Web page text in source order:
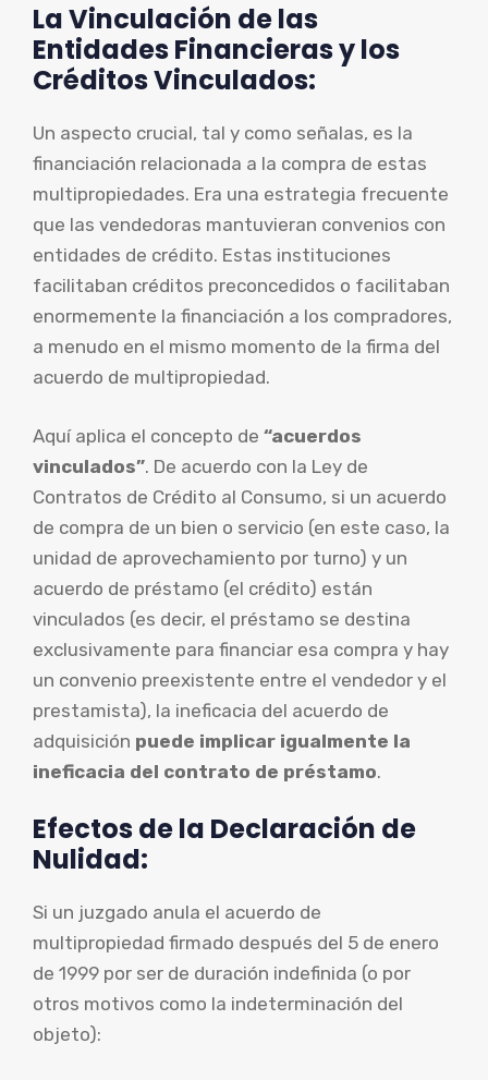
La Vinculación de las
Entidades Financieras y los
Créditos Vinculados:
Un aspecto crucial, tal y como señalas, es la
financiación relacionada a la compra de estas
multipropiedades. Era una estrategia frecuente
que las vendedoras mantuvieran convenios con
entidades de crédito. Estas instituciones
facilitaban créditos preconcedidos o facilitaban
enormemente la financiación a los compradores,
a menudo en el mismo momento de la firma del
acuerdo de multipropiedad.
Aquí aplica el concepto de “acuerdos
vinculados”. De acuerdo con la Ley de
Contratos de Crédito al Consumo, si un acuerdo
de compra de un bien o servicio (en este caso, la
unidad de aprovechamiento por turno) y un
acuerdo de préstamo (el crédito) están
vinculados (es decir, el préstamo se destina
exclusivamente para financiar esa compra y hay
un convenio preexistente entre el vendedor y el
prestamista), la ineficacia del acuerdo de
adquisición puede implicar igualmente la
ineficacia del contrato de préstamo.
Efectos de la Declaración de
Nulidad:
Si un juzgado anula el acuerdo de
multipropiedad firmado después del 5 de enero
de 1999 por ser de duración indefinida (o por
otros motivos como la indeterminación del
objeto):